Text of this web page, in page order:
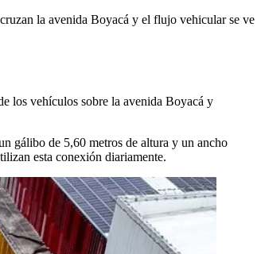
la avenida Boyacá y el flujo vehicular se ve
los vehículos sobre la avenida Boyacá y
gálibo de 5,60 metros de altura y un ancho
esta conexión diariamente.